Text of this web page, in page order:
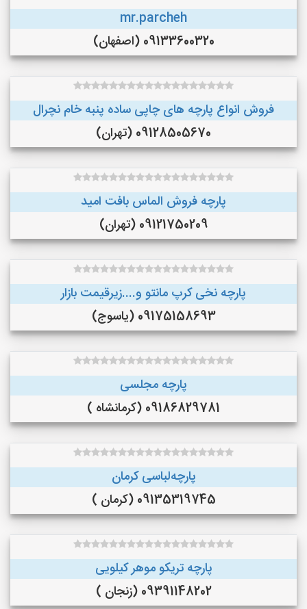
mr.parcheh
09133600320 (اصفهان)
فروش انواع پارچه های چاپی ساده پنبه خام نچرال
09128505670 (تهران)
پارچه فروش الماس بافت امید
09121750209 (تهران)
پارچه نخی کرپ مانتو و....زیرقیمت بازار
09175158693 (یاسوج)
پارچه مجلسی
09186829781 (کرمانشاه )
پارچه‌لباسی کرمان
09135319745 (کرمان )
پارچه تریکو موهر کیلویی
09391148202 (زنجان )